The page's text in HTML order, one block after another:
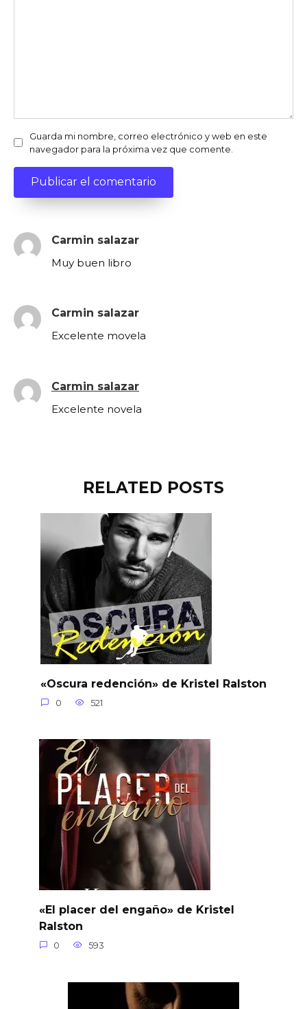
Guarda mi nombre, correo electrónico y web en este
navegador para la próxima vez que comente.
Carmin salazar
Muy buen libro
Carmin salazar
Excelente movela
Carmin salazar
Excelente novela
RELATED POSTS
«Oscura redención» de Kristel Ralston
0 521
«El placer del engaño» de Kristel
Ralston
0 593